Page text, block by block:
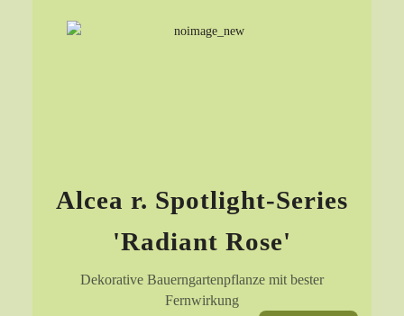
Alcea r. Spotlight-Series
'Radiant Rose'
Dekorative Bauerngartenpflanze mit bester
Fernwirkung